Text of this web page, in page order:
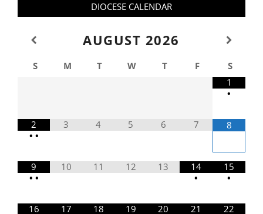
DIOCESE CALENDAR
AUGUST 2026
S M T W T F
S
1
•
2
• •
3 4 5 6 7 8
9
• •
10 11 12 13
14
•
15
•
16 17 18 19 20 21 22